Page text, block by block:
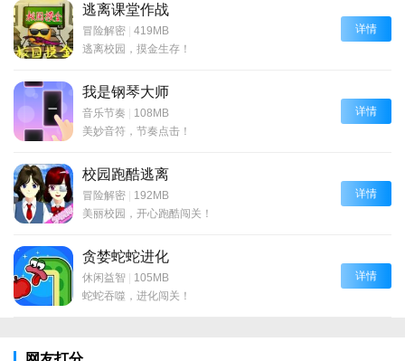
逃离课堂作战
冒险解密 | 419MB
逃离校园，摸金生存！
详情
我是钢琴大师
音乐节奏 | 108MB
美妙音符，节奏点击！
详情
校园跑酷逃离
冒险解密 | 192MB
美丽校园，开心跑酷闯关！
详情
贪婪蛇蛇进化
休闲益智 | 105MB
蛇蛇吞噬，进化闯关！
详情